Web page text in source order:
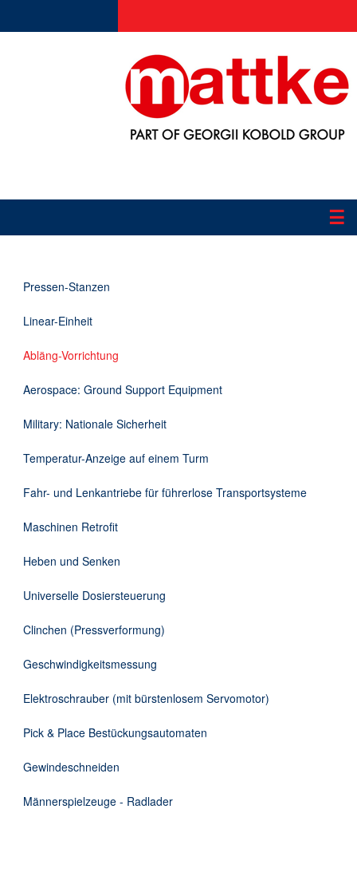
☰
Applikationen
Informationen
Downloads
Kontakt
Pressen-Stanzen
Linear-Einheit
Abläng-Vorrichtung
Aerospace: Ground Support Equipment
Military: Nationale Sicherheit
Temperatur-Anzeige auf einem Turm
Fahr- und Lenkantriebe für führerlose Transportsysteme
Maschinen Retrofit
Heben und Senken
Universelle Dosiersteuerung
Clinchen (Pressverformung)
Geschwindigkeitsmessung
Elektroschrauber (mit bürstenlosem Servomotor)
Pick & Place Bestückungsautomaten
Gewindeschneiden
Männerspielzeuge - Radlader